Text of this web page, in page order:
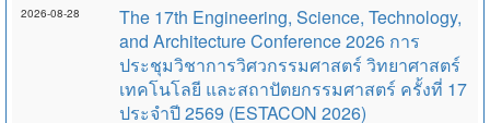
2026-08-28
The 17th Engineering, Science, Technology,
and Architecture Conference 2026 การ
ประชุมวิชาการวิศวกรรมศาสตร์ วิทยาศาสตร์
เทคโนโลยี และสถาปัตยกรรมศาสตร์ ครั้งที่ 17
ประจำปี 2569 (ESTACON 2026)